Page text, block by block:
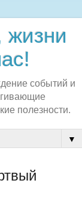
жизни
событий и
полезности.
▼